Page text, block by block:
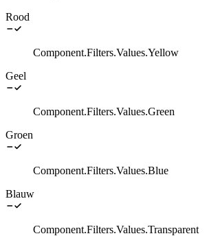
Rood
Component.Filters.Values.Yellow
Geel
Component.Filters.Values.Green
Groen
Component.Filters.Values.Blue
Blauw
Component.Filters.Values.Transparent